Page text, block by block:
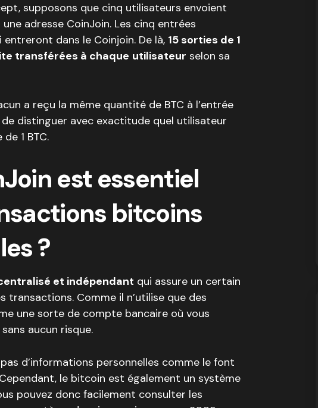
supposons que cinq utilisateurs envoient
une adresse CoinJoin. Les cinq entrées
dans le Coinjoin. De là, 15 sorties de 1
transférées à chaque utilisateur selon sa
a reçu la même quantité de BTC à l’entrée
distinguer avec exactitude quel utilisateur
1 BTC.
est essentiel
bitcoins
?
et indépendant qui assure un certain
transactions. Comme il n’utilise que des
une sorte de compte bancaire où vous
aucun risque.
d’informations personnelles comme le font
le bitcoin est également un système
pouvez donc facilement consulter les